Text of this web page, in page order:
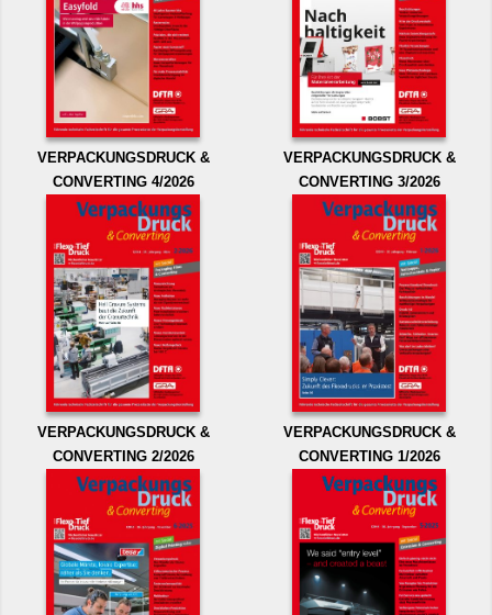
VERPACKUNGSDRUCK &
CONVERTING 4/2026
VERPACKUNGSDRUCK &
CONVERTING 3/2026
VERPACKUNGSDRUCK &
CONVERTING 2/2026
VERPACKUNGSDRUCK &
CONVERTING 1/2026